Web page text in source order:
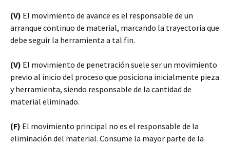
(V) El movimiento de avance es el responsable de un
arranque continuo de material, marcando la trayectoria que
debe seguir la herramienta a tal fin.
(V) El movimiento de penetración suele ser un movimiento
previo al inicio del proceso que posiciona inicialmente pieza
y herramienta, siendo responsable de la cantidad de
material eliminado.
(F) El movimiento principal no es el responsable de la
eliminación del material. Consume la mayor parte de la